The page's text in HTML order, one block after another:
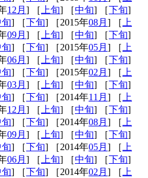
12月 ] ［ 上旬] ［中旬] ［下旬]
] ［下旬] ［2015年08月 ] ［ 上
09月 ] ［ 上旬] ［中旬] ［下旬]
] ［下旬] ［2015年05月 ] ［ 上
06月 ] ［ 上旬] ［中旬] ［下旬]
] ［下旬] ［2015年02月 ] ［ 上
03月 ] ［ 上旬] ［中旬] ［下旬]
] ［下旬] ［2014年11月 ] ［ 上
12月 ] ［ 上旬] ［中旬] ［下旬]
] ［下旬] ［2014年08月 ] ［ 上
09月 ] ［ 上旬] ［中旬] ［下旬]
] ［下旬] ［2014年05月 ] ［ 上
06月 ] ［ 上旬] ［中旬] ［下旬]
] ［下旬] ［2014年02月 ] ［ 上